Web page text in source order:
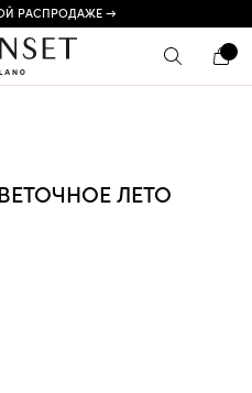
РАСПРОДАЖЕ →
ЛЕТО